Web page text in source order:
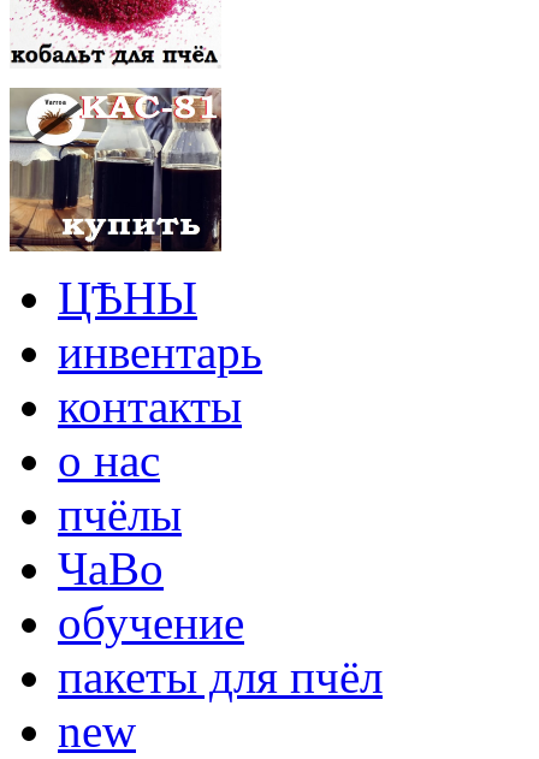
ЦѢНЫ
инвентарь
контакты
о нас
пчёлы
ЧаВо
обучение
пакеты для пчёл
new